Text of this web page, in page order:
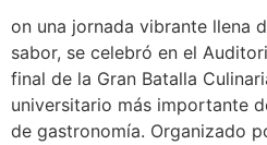
on una jornada vibrante llena
sabor, se celebró en el
final de la Gran Batalla
universitario más importante
de gastronomía. Organizado